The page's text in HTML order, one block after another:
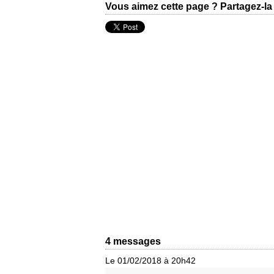
Vous aimez cette page ? Partagez-la
4 messages
Le 01/02/2018 à 20h42